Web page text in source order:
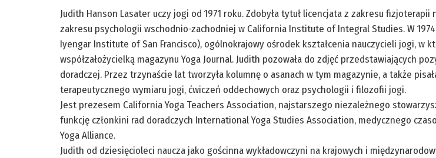
Judith Hanson Lasater uczy jogi od 1971 roku. Zdobyła tytuł licencjata z zakresu
zakresu psychologii wschodnio-zachodniej w California Institute of Integral Studies. W
Iyengar Institute of San Francisco), ogólnokrajowy ośrodek kształcenia nauczycieli jogi, w
współzałożycielką magazynu Yoga Journal. Judith pozowała do zdjęć przedstawiających
doradczej. Przez trzynaście lat tworzyła kolumnę o asanach w tym magazynie, a także
terapeutycznego wymiaru jogi, ćwiczeń oddechowych oraz psychologii i filozofii jogi.
Jest prezesem California Yoga Teachers Association, najstarszego niezależnego
funkcję członkini rad doradczych International Yoga Studies Association, medycznego
Yoga Alliance.
Judith od dziesięcioleci naucza jako gościnna wykładowczyni na krajowych i